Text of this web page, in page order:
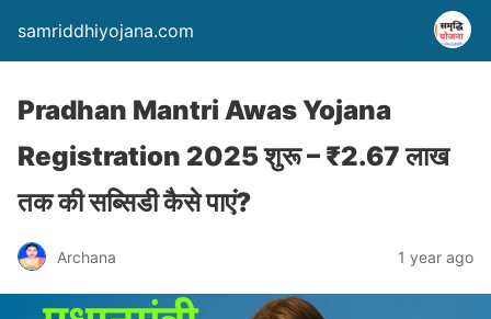
samriddhiyojana.com
Pradhan Mantri Awas Yojana
Registration 2025 शुरू – ₹2.67 लाख
तक की सब्सिडी कैसे पाएं?
Archana 1 year ago